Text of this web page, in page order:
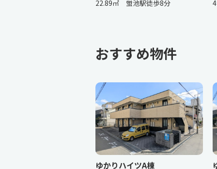
22.89㎡ 蛍池駅徒歩8分
おすすめ物件
ゆかりハイツA棟